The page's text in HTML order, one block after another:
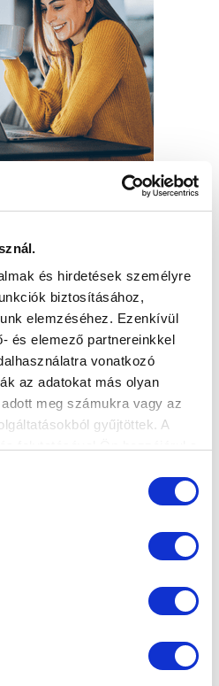
és hirdetések személyre
biztosításához,
elemzéséhez. Ezenkívül
és elemező partnereinkkel
vonatkozó
az adatokat más olyan
meg számukra vagy az
gyűjtöttek. A